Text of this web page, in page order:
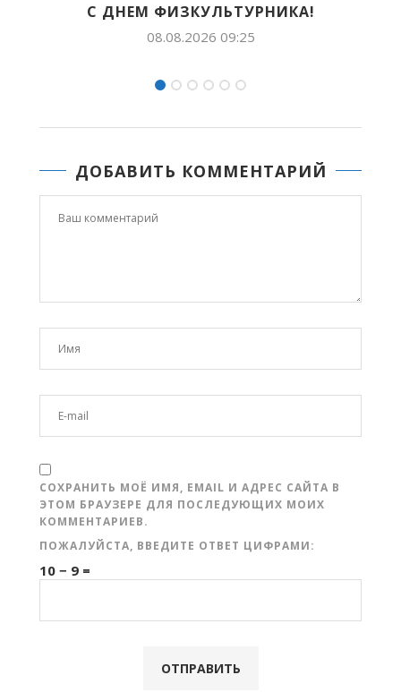
БУДУЩЕЕ ЯКУТИИ В
ПОПОВА
ДОБАВИТЬ КОММЕНТАРИЙ
СОХРАНИТЬ МОЁ ИМЯ, EMAIL И АДРЕС САЙТА В
ЭТОМ БРАУЗЕРЕ ДЛЯ ПОСЛЕДУЮЩИХ МОИХ
КОММЕНТАРИЕВ.
ПОЖАЛУЙСТА, ВВЕДИТЕ ОТВЕТ ЦИФРАМИ:
10 − 9 =